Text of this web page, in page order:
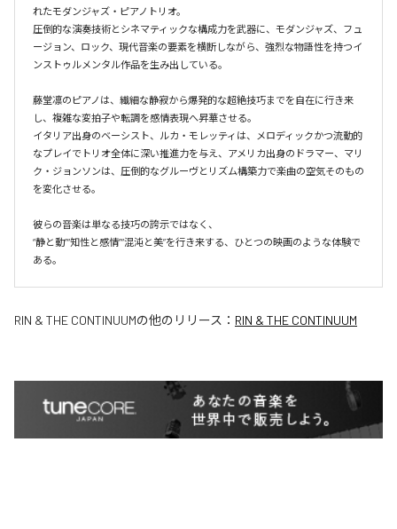
れたモダンジャズ・ピアノトリオ。
圧倒的な演奏技術とシネマティックな構成力を武器に、モダンジャズ、フュ
ージョン、ロック、現代音楽の要素を横断しながら、強烈な物語性を持つイ
ンストゥルメンタル作品を生み出している。
藤堂凛のピアノは、繊細な静寂から爆発的な超絶技巧までを自在に行き来
し、複雑な変拍子や転調を感情表現へ昇華させる。
イタリア出身のベーシスト、ルカ・モレッティは、メロディックかつ流動的
なプレイでトリオ全体に深い推進力を与え、アメリカ出身のドラマー、マリ
ク・ジョンソンは、圧倒的なグルーヴとリズム構築力で楽曲の空気そのもの
を変化させる。
彼らの音楽は単なる技巧の誇示ではなく、
“静と動”“知性と感情”“混沌と美”を行き来する、ひとつの映画のような体験で
ある。
RIN & THE CONTINUUMの他のリリース： RIN & THE CONTINUUM